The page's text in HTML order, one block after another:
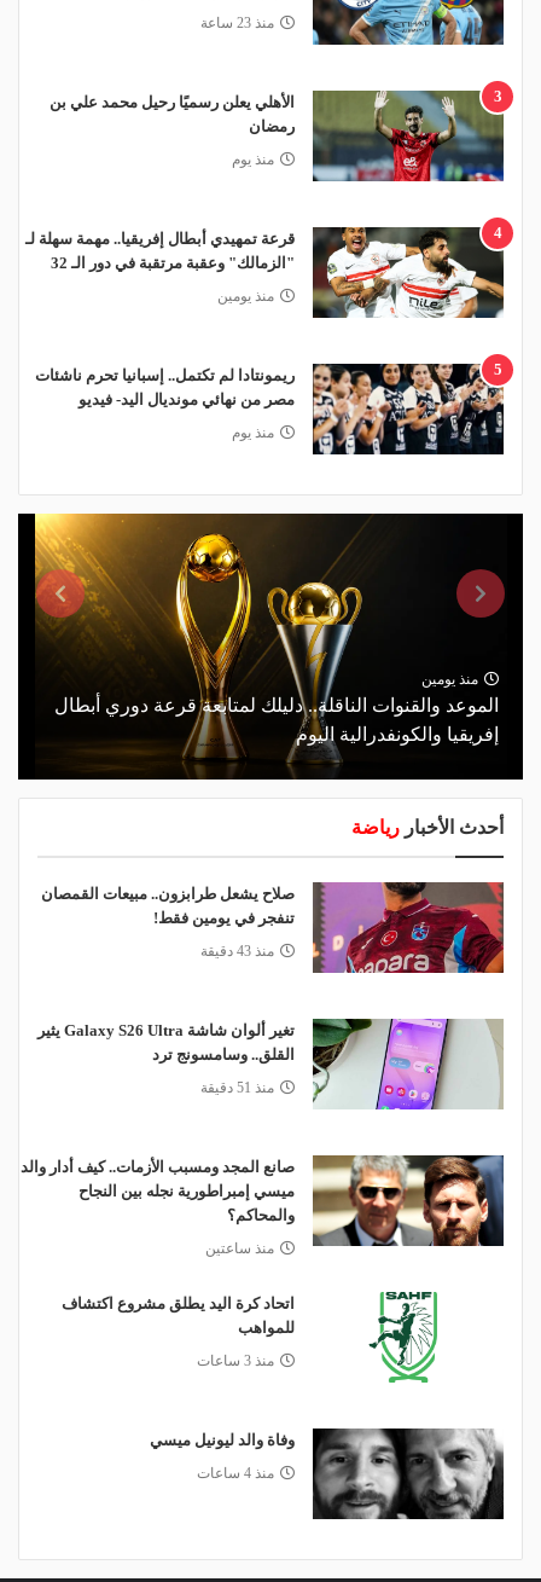
منذ 23 ساعة
3
الأهلي يعلن رسميًا رحيل محمد علي بن
رمضان
منذ يوم
4
قرعة تمهيدي أبطال إفريقيا.. مهمة سهلة لـ
"الزمالك" وعقبة مرتقبة في دور الـ 32
منذ يومين
5
ريمونتادا لم تكتمل.. إسبانيا تحرم ناشئات
مصر من نهائي مونديال اليد- فيديو
منذ يوم
منذ يومين
الموعد والقنوات الناقلة.. دليلك لمتابعة قرعة دوري أبطال
إفريقيا والكونفدرالية اليوم
أحدث الأخبار رياضة
صلاح يشعل طرابزون.. مبيعات القمصان
تنفجر في يومين فقط!
منذ 43 دقيقة
تغير ألوان شاشة Galaxy S26 Ultra يثير
القلق.. وسامسونج ترد
منذ 51 دقيقة
صانع المجد ومسبب الأزمات.. كيف أدار والد
ميسي إمبراطورية نجله بين النجاح
والمحاكم؟
منذ ساعتين
اتحاد كرة اليد يطلق مشروع اكتشاف
للمواهب
منذ 3 ساعات
وفاة والد ليونيل ميسي
منذ 4 ساعات